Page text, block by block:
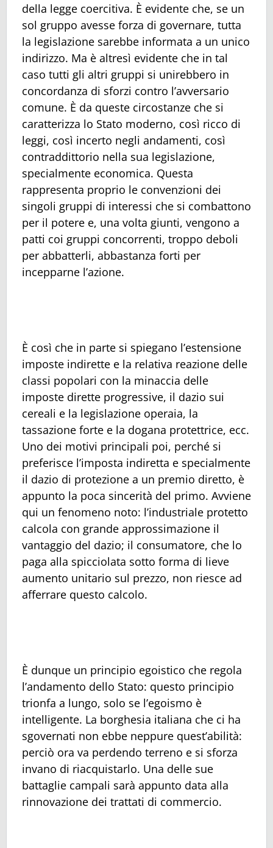
della legge coercitiva. È evidente che, se un
sol gruppo avesse forza di governare, tutta
la legislazione sarebbe informata a un unico
indirizzo. Ma è altresì evidente che in tal
caso tutti gli altri gruppi si unirebbero in
concordanza di sforzi contro l’avversario
comune. È da queste circostanze che si
caratterizza lo Stato moderno, così ricco di
leggi, così incerto negli andamenti, così
contraddittorio nella sua legislazione,
specialmente economica. Questa
rappresenta proprio le convenzioni dei
singoli gruppi di interessi che si combattono
per il potere e, una volta giunti, vengono a
patti coi gruppi concorrenti, troppo deboli
per abbatterli, abbastanza forti per
incepparne l’azione.
È così che in parte si spiegano l’estensione
imposte indirette e la relativa reazione delle
classi popolari con la minaccia delle
imposte dirette progressive, il dazio sui
cereali e la legislazione operaia, la
tassazione forte e la dogana protettrice, ecc.
Uno dei motivi principali poi, perché si
preferisce l’imposta indiretta e specialmente
il dazio di protezione a un premio diretto, è
appunto la poca sincerità del primo. Avviene
qui un fenomeno noto: l’industriale protetto
calcola con grande approssimazione il
vantaggio del dazio; il consumatore, che lo
paga alla spicciolata sotto forma di lieve
aumento unitario sul prezzo, non riesce ad
afferrare questo calcolo.
È dunque un principio egoistico che regola
l’andamento dello Stato: questo principio
trionfa a lungo, solo se l’egoismo è
intelligente. La borghesia italiana che ci ha
sgovernati non ebbe neppure quest’abilità:
perciò ora va perdendo terreno e si sforza
invano di riacquistarlo. Una delle sue
battaglie campali sarà appunto data alla
rinnovazione dei trattati di commercio.